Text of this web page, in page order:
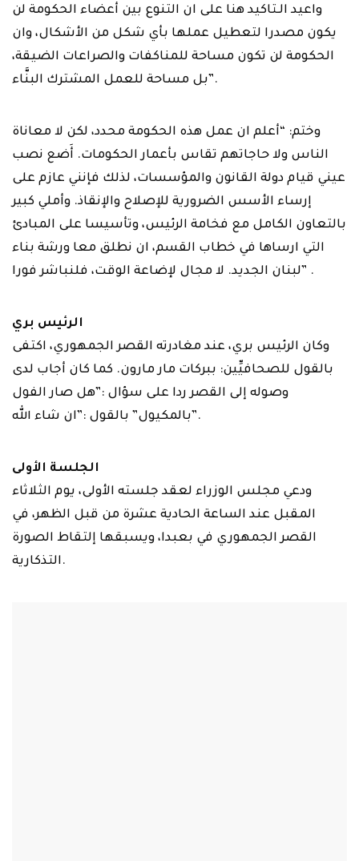
واعيد الـتاكيد هنا على ان التنوع بين أعضاء الحكومة لن
يكون مصدرا لتعطيل عملها بأي شكل من الأشكال، وان
الحكومة لن تكون مساحة للمناكفات والصراعات الضيقة،
بل مساحة للعمل المشترك البنَّاء”.
وختم: “أعلم ان عمل هذه الحكومة محدد، لكن لا معاناة
الناس ولا حاجاتهم تقاس بأعمار الحكومات. أَضع نصب
عيني قيام دولة القانون والمؤسسات، لذلك فإنني عازم على
إرساء الأسس الضرورية للإصلاح والإنقاذ. وأملي كبير
بالتعاون الكامل مع فخامة الرئيس، وتأسيسا على المبادئ
التي ارساها في خطاب القسم، ان نطلق معا ورشة بناء
لبنان الجديد. لا مجال لإضاعة الوقت، فلنباشر فورا” .
الرئيس بري
وكان الرئيس بري، عند مغادرته القصر الجمهوري، اكتفى
بالقول للصحافيِّين: ببركات مار مارون. كما كان أجاب لدى
وصوله إلى القصر ردا على سؤال :”هل صار الفول
بالمكيول” بالقول :”ان شاء الله”.
الجلسة الأولى
ودعي مجلس الوزراء لعقد جلسته الأولى، يوم الثلاثاء
المقبل عند الساعة الحادية عشرة من قبل الظهر، في
القصر الجمهوري في بعبدا، ويسبقها إلتقاط الصورة
التذكارية.